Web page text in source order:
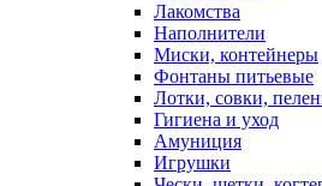
Лакомства
Наполнители
Миски, контейнеры
Фонтаны питьевые
Лотки, совки,
Гигиена и уход
Амуниция
Игрушки